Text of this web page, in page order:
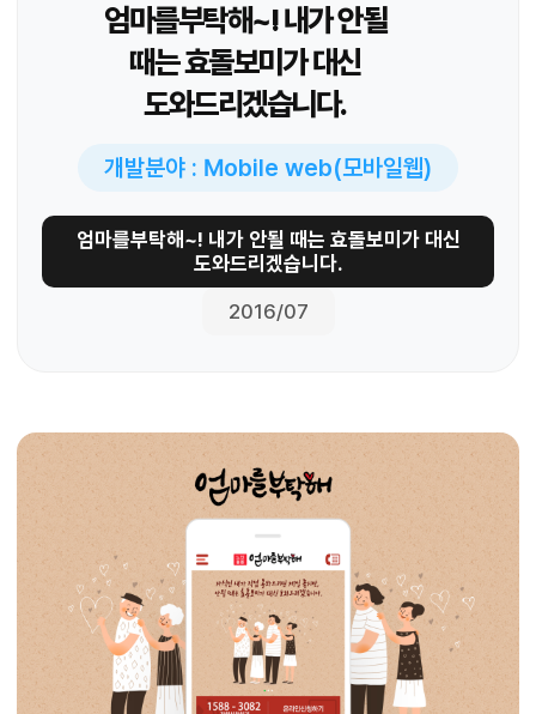
엄마를부탁해~! 내가 안될
때는 효돌보미가 대신
도와드리겠습니다.
개발분야 : Mobile web(모바일웹)
엄마를부탁해~! 내가 안될 때는 효돌보미가 대신
도와드리겠습니다.
2016/07